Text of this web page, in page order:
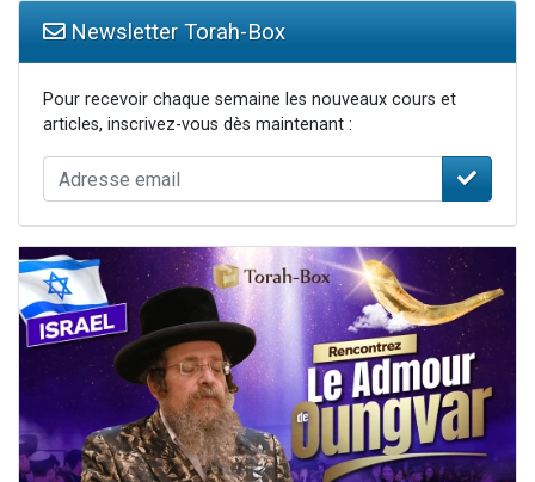
Newsletter Torah-Box
Pour recevoir chaque semaine les nouveaux cours et
articles, inscrivez-vous dès maintenant :